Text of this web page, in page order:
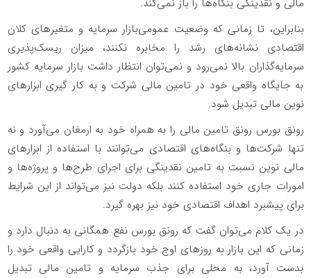
مالی و نقدینگی بنگاه‌ها را باز نمی‌کند.
بنابراین، تا زمانی که وضعیت عمومی‌بازار سرمایه و متغیرهای کلان
اقتصادی نشانه‌های رشد را مخابره نکنند، میزان ریسک‌پذیری
سرمایه‌گذاران بالا نمی‌رود و نمی‌توان انتظار داشت بازار سرمایه کشور
به جایگاه واقعی خود در تامین مالی شرکت و به کار گیری ابزارهای
نوین مالی تبدیل شود.
رونق بورس رونق تامین مالی را به همراه خود به ارمغان می‌آورد و نه
تنها شرکت‌ها و بنگاه‌های اقتصادی می‌توانند با استفاده از ابزارهای
مالی نوین نسبت به تامین نقدینگی برای اجرای طرح‌ها و پروژه‌ها و
امورات جاری خود استفاده کنند بلکه دولت نیز می‌تواند از این شرایط
برای پیشبرد اهداف اقتصادی خود نیز بهره گیرد.
در یک کلام می‌توان گفت که رونق بورس نفع همگانی به دنبال دارد و
زمانی که این بازار به روزهای اوج خود بازگردد و کارایی واقعی خود را
بدست آورد، به محلی برای جذب سرمایه و تامین مالی تبدیل